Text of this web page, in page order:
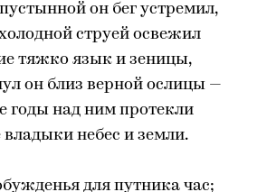
он бег устремил,
струей освежил
тяжко язык и зеницы,
он близ верной ослицы —
годы над ним протекли
владыки небес и земли.
для путника час;